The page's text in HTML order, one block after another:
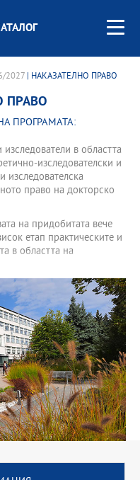
2027 | НАКАЗАТЕЛНО ПРАВО
ПРАВО
ПРОГРАМАТА:
в областта
изследователски и
изследователска
право на докторско
на придобитата вече
етап практическите и
в областта на